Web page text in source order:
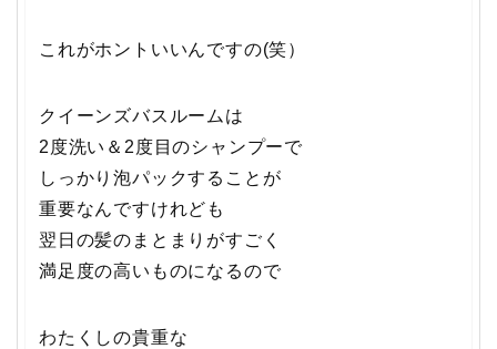
これがホントいいんですの(笑）
クイーンズバスルームは
2度洗い＆2度目のシャンプーで
しっかり泡パックすることが
重要なんですけれども
翌日の髪のまとまりがすごく
満足度の高いものになるので
わたくしの貴重な